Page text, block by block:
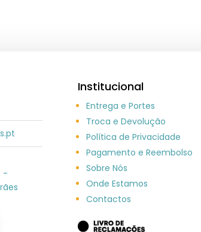
-
Institucional
Entrega e Portes
Troca e Devolução
Política de Privacidade
Pagamento e Reembolso
Sobre Nós
Onde Estamos
Contactos